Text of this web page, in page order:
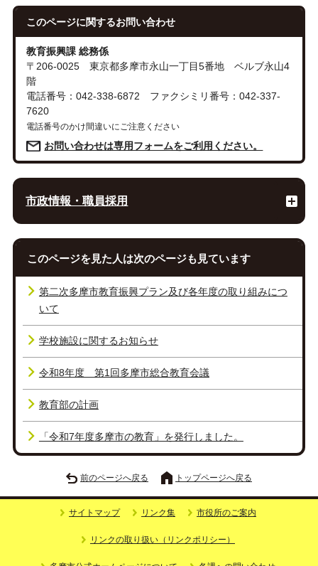
このページに関するお問い合わせ
教育振興課 総務係
〒206-0025 東京都多摩市永山一丁目5番地 ベルブ永山4
階
電話番号：042-338-6872 ファクシミリ番号：042-337-
7620
電話番号のかけ間違いにご注意ください
お問い合わせは専用フォームをご利用ください。
市政情報・職員採用
このページを見た人は次のページも見ています
第二次多摩市教育振興プラン及び各年度の取り組みにつ
いて
学校施設に関するお知らせ
令和8年度 第1回多摩市総合教育会議
教育部の計画
「令和7年度多摩市の教育」を発行しました。
前のページへ戻る トップページへ戻る
サイトマップ リンク集 市役所のご案内
リンクの取り扱い（リンクポリシー）